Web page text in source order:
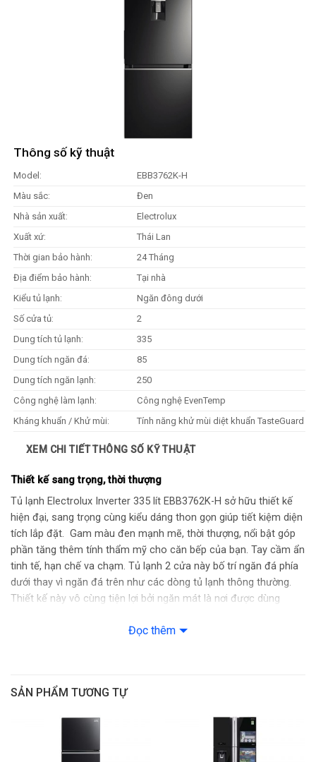
Thông số kỹ thuật
Model:
EBB3762K-H
Màu sắc:
Đen
Nhà sản xuất:
Electrolux
Xuất xứ:
Thái Lan
Thời gian bảo hành:
24 Tháng
Địa điểm bảo hành:
Tại nhà
Kiểu tủ lạnh:
Ngăn đông dưới
Số cửa tủ:
2
Dung tích tủ lạnh:
335
Dung tích ngăn đá:
85
Dung tích ngăn lạnh:
250
Công nghệ làm lạnh:
Công nghệ EvenTemp
Kháng khuẩn / Khử mùi:
Tính năng khử mùi diệt khuẩn TasteGuard
Công nghệ Inverter:
Công nghệ NutriFresh Inverter
Lấy nước bên ngoài:
Có
Chiều cao:
1756 mm
Chiều rộng:
598 mm
Chiều sâu:
575 mm
Khối lượng sản phẩm (kg):
63 kg
XEM CHI TIẾT THÔNG SỐ KỸ THUẬT
Thiết kế sang trọng, thời thượng
Tủ lạnh Electrolux Inverter 335 lít EBB3762K-H sở hữu thiết kế
hiện đại, sang trọng cùng kiểu dáng thon gọn giúp tiết kiệm diện
tích lắp đặt. Gam màu đen mạnh mẽ, thời thượng, nổi bật góp
phần tăng thêm tính thẩm mỹ cho căn bếp của bạn. Tay cầm ẩn
tinh tế, hạn chế va chạm. Tủ lạnh 2 cửa này bố trí ngăn đá phía
dưới thay vì ngăn đá trên như các dòng tủ lạnh thông thường.
Thiết kế này vô cùng tiện lợi bởi ngăn mát là nơi được dùng
lấy thực phẩm. Dung tích 335 lít đáp ứng nhu cầu bảo quản thực
Đọc thêm
SẢN PHẨM TƯƠNG TỰ